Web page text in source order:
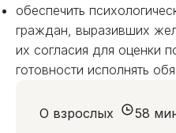
обеспечить
граждан, выразивших
их согласия для оценки
готовности исполнять
О взрослых 58